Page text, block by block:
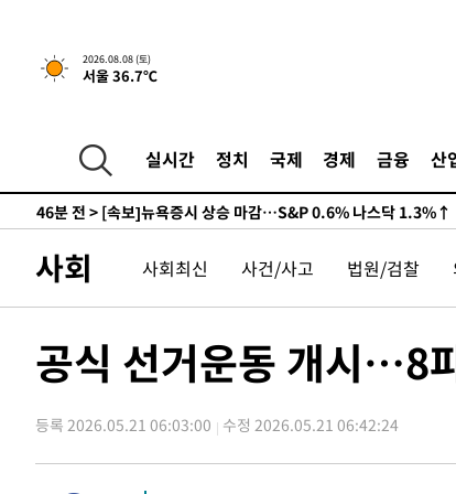
2026.08.08 (토)
서울 36.7℃
실시간 정치 국제 경제 금융 산
-23697초 전 >여수 오동도 해상서 모터보트 전복…1명 사망·1명
-19924초 전 >극한폭염 한풀 꺾이지만…'낮 최고 35도' 무더위, 열
-15459초 전 >
[속보]'압수수색·성접대 논란' 축구협회 "실망과
-4080초 전 >
46분 전 > [속보]뉴욕증시 상승 마감…S&P 0.6% 나스닥 1.3%↑
-26807초 전 >
선재도서 해루질 나섰다 실종 60대, 닷새 만에 숨
-24341초 전 >남자 농구, 나고야 아시안게임서 '홈팀' 일본과 한
-19944초 전 >극한폭염 한풀 꺾이지만…'낮 최고 35도' 무더위, 열
주 날씨]
-15479초 전 >[속보]'압수수색·성접대 논란' 축구협회 "실망과 걱
46분 전 >
[속보]뉴욕증시 상승 마감…S&P 0.6% 나스닥 1.3%↑
사회 사회최신 사건/사고 법원/검찰
공식 선거운동 개시…8
등록 2026.05.21 06:03:00 수정 2026.05.21 06:42:24